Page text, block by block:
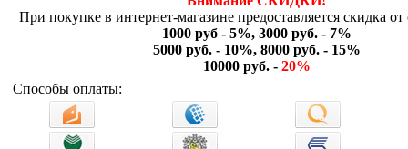
При покупке в интернет-магазине предоставляется скидка
1000 руб - 5%, 3000 руб. - 7%
5000 руб. - 10%, 8000 руб. - 15%
10000 руб. - 20%
Способы оплаты: